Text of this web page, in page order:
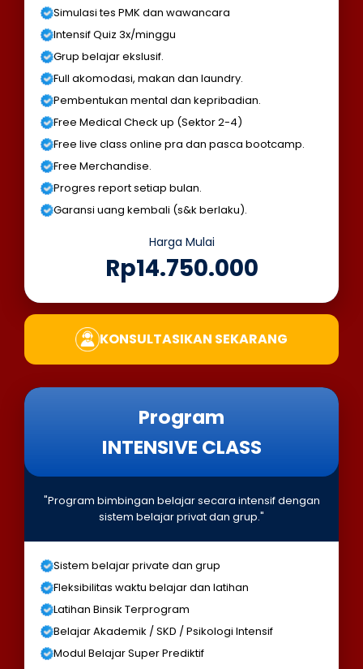
Simulasi tes PMK dan wawancara
Intensif Quiz 3x/minggu
Grup belajar ekslusif.
Full akomodasi, makan dan laundry.
Pembentukan mental dan kepribadian.
Free Medical Check up (Sektor 2-4)
Free live class online pra dan pasca bootcamp.
Free Merchandise.
Progres report setiap bulan.
Garansi uang kembali (s&k berlaku).
Harga Mulai
Rp14.750.000
KONSULTASIKAN SEKARANG
Program
INTENSIVE CLASS
"Program bimbingan belajar secara intensif dengan
sistem belajar privat dan grup."
Sistem belajar private dan grup
Fleksibilitas waktu belajar dan latihan
Latihan Binsik Terprogram
Belajar Akademik / SKD / Psikologi Intensif
Modul Belajar Super Prediktif